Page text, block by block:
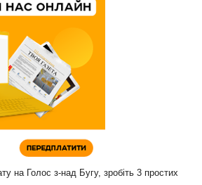
на Голос з-над Бугу, зробіть 3 простих